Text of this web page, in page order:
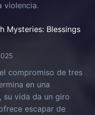
violencia.
Mysteries: Blessings
compromiso de tres
en una
su vida da un giro
escapar de